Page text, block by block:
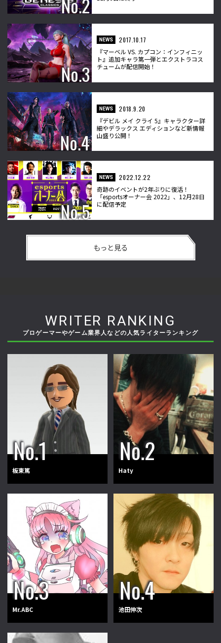
NEWS
2017.10.17
『マーベル VS. カプコン：インフィニッ
ト』追加キャラ第一弾とエクストラコス
チュームが配信開始！
NEWS
2018.9.20
『デビル メイ クライ 5』キャラクター詳
細やデラックス エディションなど新情報
山盛り公開！
NEWS
2022.12.22
奇跡のイベントが2年ぶりに復活！
「esportsオーナー会 2022」、12月28日
に配信予定
もっと見る
WRITER RANKING
プロゲーマーやゲーム業界人などの人気ライターランキング
板東篤 Haty
Mr.ABC 池田伸次